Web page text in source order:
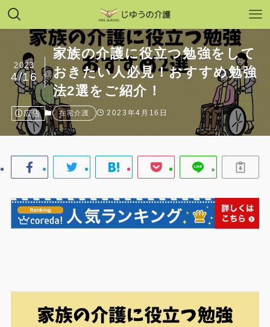
家族の介護に役立つ勉強をして
おきたい人必見！おすすめ勉強
法2選をご紹介！
2023
4/16
広告 在宅介護 2023年4月16日